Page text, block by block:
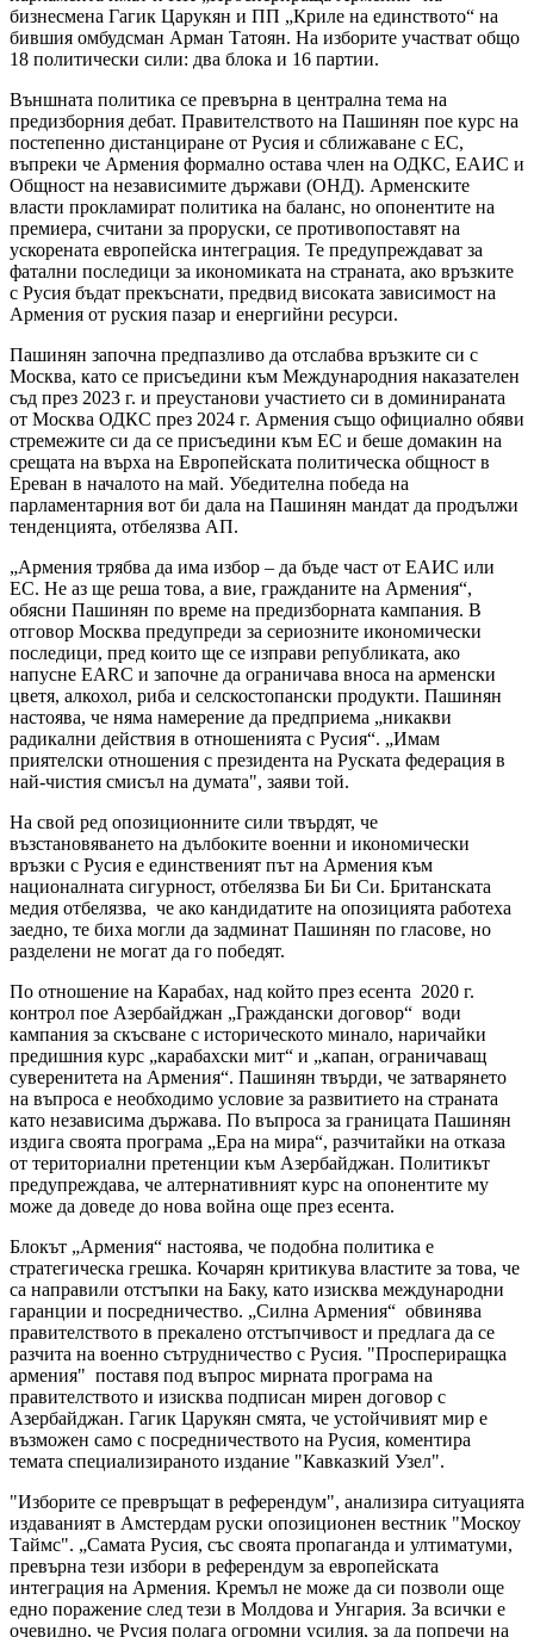
бизнесмена Гагик Царукян и ПП „Криле на единството“ на
бившия омбудсман Арман Татоян. На изборите участват общо
18 политически сили: два блока и 16 партии.
Външната политика се превърна в централна тема на
предизборния дебат. Правителството на Пашинян пое курс на
постепенно дистанциране от Русия и сближаване с ЕС,
въпреки че Армения формално остава член на ОДКС, ЕАИС и
Общност на независимите държави (ОНД). Арменските
власти прокламират политика на баланс, но опонентите на
премиера, считани за проруски, се противопоставят на
ускорената европейска интеграция. Те предупреждават за
фатални последици за икономиката на страната, ако връзките
с Русия бъдат прекъснати, предвид високата зависимост на
Армения от руския пазар и енергийни ресурси.
Пашинян започна предпазливо да отслабва връзките си с
Москва, като се присъедини към Международния наказателен
съд през 2023 г. и преустанови участието си в доминираната
от Москва ОДКС през 2024 г. Армения също официално обяви
стремежите си да се присъедини към ЕС и беше домакин на
срещата на върха на Европейската политическа общност в
Ереван в началото на май. Убедителна победа на
парламентарния вот би дала на Пашинян мандат да продължи
тенденцията, отбелязва АП.
„Армения трябва да има избор – да бъде част от ЕАИС или
ЕС. Не аз ще реша това, а вие, гражданите на Армения“,
обясни Пашинян по време на предизборната кампания. В
отговор Москва предупреди за сериозните икономически
последици, пред които ще се изправи републиката, ако
напусне ЕАRС и започне да ограничава вноса на арменски
цветя, алкохол, риба и селскостопански продукти. Пашинян
настоява, че няма намерение да предприема „никакви
радикални действия в отношенията с Русия“. „Имам
приятелски отношения с президента на Руската федерация в
най-чистия смисъл на думата", заяви той.
На свой ред опозиционните сили твърдят, че
възстановяването на дълбоките военни и икономически
връзки с Русия е единственият път на Армения към
националната сигурност, отбелязва Би Би Си. Британската
медия отбелязва, че ако кандидатите на опозицията работеха
заедно, те биха могли да задминат Пашинян по гласове, но
разделени не могат да го победят.
По отношение на Карабах, над който през есента 2020 г.
контрол пое Азербайджан „Граждански договор“ води
кампания за скъсване с историческото минало, наричайки
предишния курс „карабахски мит“ и „капан, ограничаващ
суверенитета на Армения“. Пашинян твърди, че затварянето
на въпроса е необходимо условие за развитието на страната
като независима държава. По въпроса за границата Пашинян
издига своята програма „Ера на мира“, разчитайки на отказа
от териториални претенции към Азербайджан. Политикът
предупреждава, че алтернативният курс на опонентите му
може да доведе до нова война още през есента.
Блокът „Армения“ настоява, че подобна политика е
стратегическа грешка. Кочарян критикува властите за това, че
са направили отстъпки на Баку, като изисква международни
гаранции и посредничество. „Силна Армения“ обвинява
правителството в прекалено отстъпчивост и предлага да се
разчита на военно сътрудничество с Русия. "Проспериращка
армения" поставя под въпрос мирната програма на
правителството и изисква подписан мирен договор с
Азербайджан. Гагик Царукян смята, че устойчивият мир е
възможен само с посредничеството на Русия, коментира
темата специализираното издание "Кавказкий Узел".
"Изборите се превръщат в референдум", анализира ситуацията
издаваният в Амстердам руски опозиционен вестник "Москоу
Таймс". „Самата Русия, със своята пропаганда и ултиматуми,
превърна тези избори в референдум за европейската
интеграция на Армения. Кремъл не може да си позволи още
едно поражение след тези в Молдова и Унгария. За всички е
очевидно, че Русия полага огромни усилия, за да попречи на